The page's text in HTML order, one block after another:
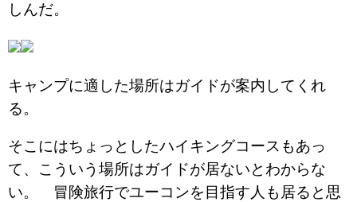
しんだ。
キャンプに適した場所はガイドが案内してくれ
る。
そこにはちょっとしたハイキングコースもあっ
て、こういう場所はガイドが居ないとわからな
い。 冒険旅行でユーコンを目指す人も居ると思